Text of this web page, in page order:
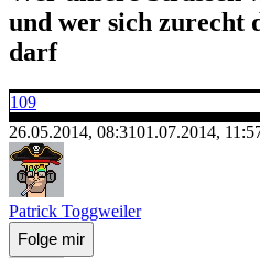
und wer sich zurecht
darf
109
26.05.2014, 08:3101.07.2014,
Patrick Toggweiler
Folge mir